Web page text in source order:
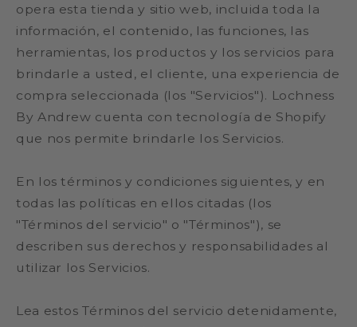
opera esta tienda y sitio web, incluida toda la
información, el contenido, las funciones, las
herramientas, los productos y los servicios para
brindarle a usted, el cliente, una experiencia de
compra seleccionada (los "Servicios"). Lochness
By Andrew cuenta con tecnología de Shopify
que nos permite brindarle los Servicios.
En los términos y condiciones siguientes, y en
todas las políticas en ellos citadas (los
"Términos del servicio" o "Términos"), se
describen sus derechos y responsabilidades al
utilizar los Servicios.
Lea estos Términos del servicio detenidamente,